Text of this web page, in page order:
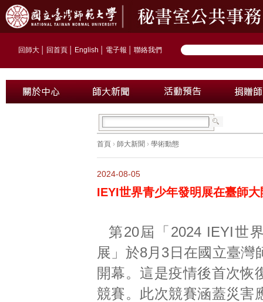
回師大 回首頁 English 電子報 聯絡我們
首頁 › 師大新聞 › 學術動態
2024-08-05
IEYI世界青少年發明展在臺師
第20屆「2024 IEYI世
展」於8月3日在國立臺灣
開幕。這是疫情後首次恢
競賽。此次競賽涵蓋災害